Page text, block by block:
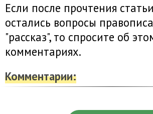
Если после прочтения
остались вопросы
"рассказ", то спросите об
комментариях.
Комментарии:
Перевожу вас в отделение
ОНЛАЙН. Напишите там в
комментариях ваше слово и
ответят.